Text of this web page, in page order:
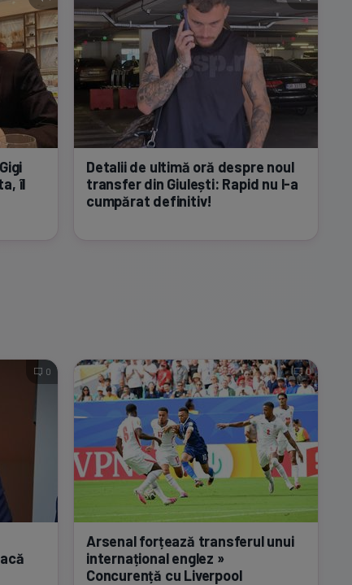
îl
Detalii de ultimă oră despre noul
transfer din Giulești: Rapid nu l-a
cumpărat definitiv!
0
Arsenal forțează transferul unui
internațional englez »
Concurență cu Liverpool
0